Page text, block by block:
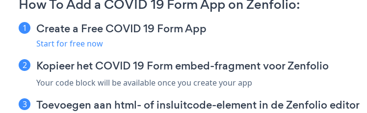
How To Add a COVID 19 Form App on Zenfolio:
Create a Free COVID 19 Form App
Start for free now
Kopieer het COVID 19 Form embed-fragment voor Zenfolio
Your code block will be available once you create your app
Toevoegen aan html- of insluitcode-element in de Zenfolio editor